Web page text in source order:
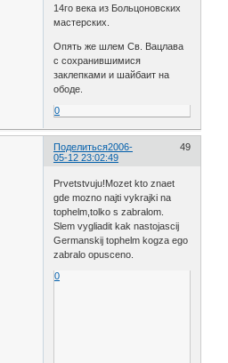
14го века из Больцоновских
мастерских.
Опять же шлем Св. Вацлава
с сохранившимися
заклепками и шайбаит на
ободе.
0
Поделиться 49
2006-
05-12 23:02:49
Prvetstvuju!Mozet kto znaet
gde mozno najti vykrajki na
tophelm,tolko s zabralom.
Slem vygliadit kak nastojascij
Germanskij tophelm kogza ego
zabralo opusceno.
0